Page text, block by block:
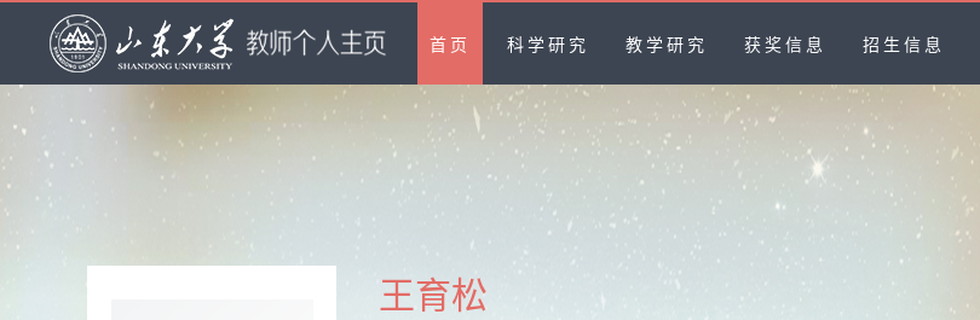
首页 科学研究 教学研究 获奖信息 招生信息
王育松